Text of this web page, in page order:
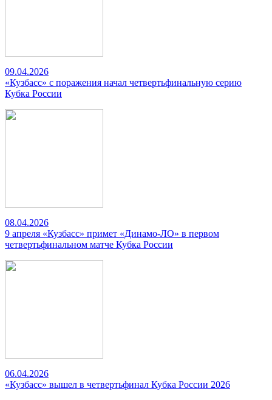
09.04.2026
«Кузбасс» с поражения начал четвертьфинальную серию
Кубка России
08.04.2026
9 апреля «Кузбасс» примет «Динамо-ЛО» в первом
четвертьфинальном матче Кубка России
06.04.2026
«Кузбасс» вышел в четвертьфинал Кубка России 2026